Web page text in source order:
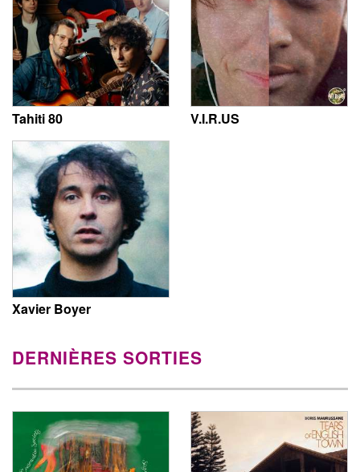
Tahiti 80 V.I.R.US
Xavier Boyer
DERNIÈRES SORTIES